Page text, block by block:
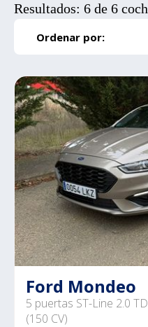
Resultados: 6 de 6
Ordenar por:
Ford Mondeo
5 puertas ST-Line 2.0
(150 CV)